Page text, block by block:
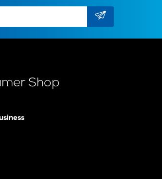
Shop